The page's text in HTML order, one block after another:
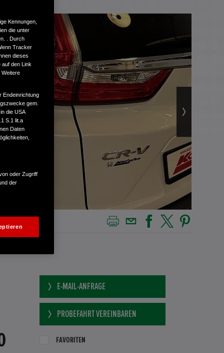
E-MAIL-ANFRAGE
PROBEFAHRT VEREINBAREN
FAVORITEN
Kennungen,
die unter
. Durch
Tracker
dieses
auf den Link
Weitere
Endeinrichtung
gem.
die USA
S.1 lit.a
Daten
oder Zugriff
der